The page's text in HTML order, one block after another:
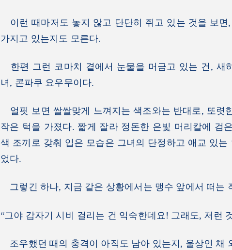
이런 때마저도 놓지 않고 단단히 쥐고 있는 것을 보면
가지고 있는지도 모른다.
한편 그런 코마치 곁에서 눈물을 머금고 있는 건, 새
녀, 콘파쿠 요우무이다.
얼핏 보면 쌀쌀맞게 느껴지는 색조와는 반대로, 또렷
작은 턱을 가졌다. 짧게 잘라 정돈한 은빛 머리칼에 검
색 조끼로 갖춰 입은 모습은 그녀의 단정하고 애교 있
었다.
그렇긴 하나, 지금 같은 상황에서는 맹수 앞에서 떠는
“그야 갑자기 시비 걸리는 건 익숙한데요! 그래도, 저런
조우했던 때의 충격이 아직도 남아 있는지, 울상인 채